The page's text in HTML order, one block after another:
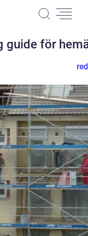
guide för